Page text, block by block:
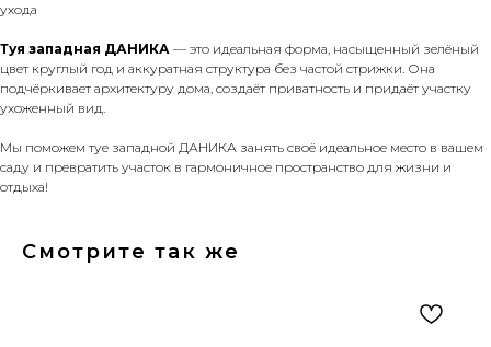
ухода
Туя западная ДАНИКА — это идеальная форма, насыщенный зелёный
цвет круглый год и аккуратная структура без частой стрижки. Она
подчёркивает архитектуру дома, создаёт приватность и придаёт участку
ухоженный вид.
Мы поможем туе западной ДАНИКА занять своё идеальное место в вашем
саду и превратить участок в гармоничное пространство для жизни и
отдыха!
Смотрите так же